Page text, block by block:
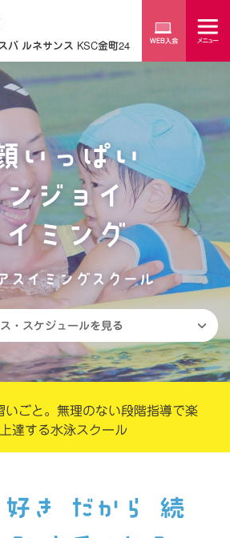
パ ルネサンス KSC金町24
いっぱい
ンジョイ
ミング
スイミングスクール
・スケジュールを見る
ごと。 無理のない段階指導で楽
達する水泳スクール
好き だから 続